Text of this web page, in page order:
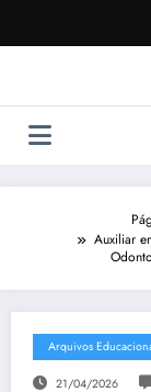
o
Auxiliar
Arquivos
21/04/2026